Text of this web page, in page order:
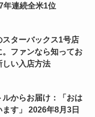
年連続全米1位
スターバックス1号店
。ファンなら知ってお
しい入店方法
ルからお届け：「おは
ます」 2026年8月3日